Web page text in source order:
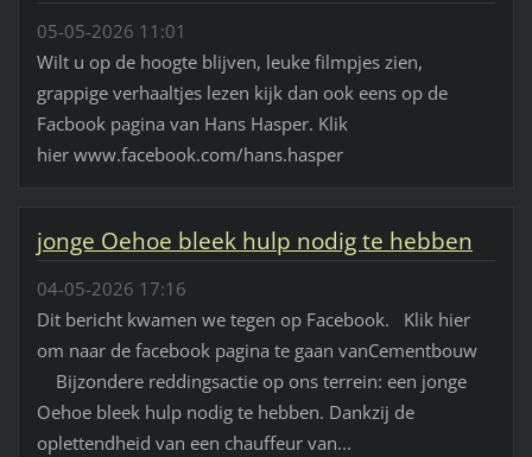
05-05-2026 11:01
Wilt u op de hoogte blijven, leuke filmpjes zien,
grappige verhaaltjes lezen kijk dan ook eens op de
Facbook pagina van Hans Hasper. Klik
hier www.facebook.com/hans.hasper
jonge Oehoe bleek hulp nodig te hebben
04-05-2026 17:16
Dit bericht kwamen we tegen op Facebook. Klik hier
om naar de facebook pagina te gaan vanCementbouw
Bijzondere reddingsactie op ons terrein: een jonge
Oehoe bleek hulp nodig te hebben. Dankzij de
oplettendheid van een chauffeur van...